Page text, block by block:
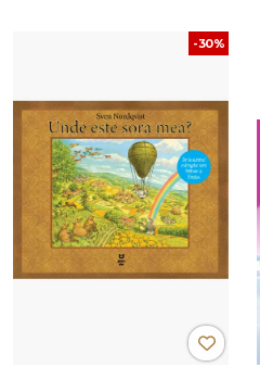
-30%